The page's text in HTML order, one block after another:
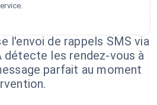
l'envoi de rappels SMS via
détecte les rendez-vous à
parfait au moment